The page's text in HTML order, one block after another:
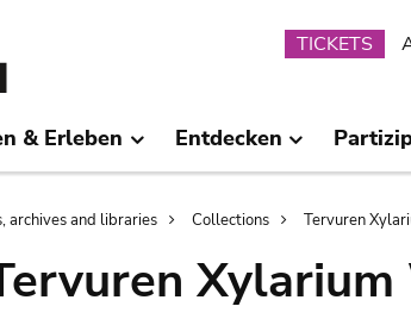
TICKETS
& Erleben Entdecken
archives and libraries Collections Tervuren